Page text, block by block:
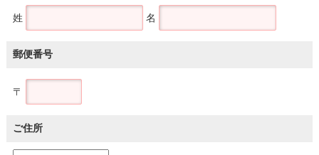
姓 名
郵便番号
〒
ご住所